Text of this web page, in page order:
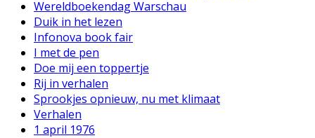
Wereldboekendag Warschau
Duik in het lezen
Infonova book fair
I met de pen
Doe mij een toppertje
Rij in verhalen
Sprookjes opnieuw, nu met klimaat
Verhalen
1 april 1976